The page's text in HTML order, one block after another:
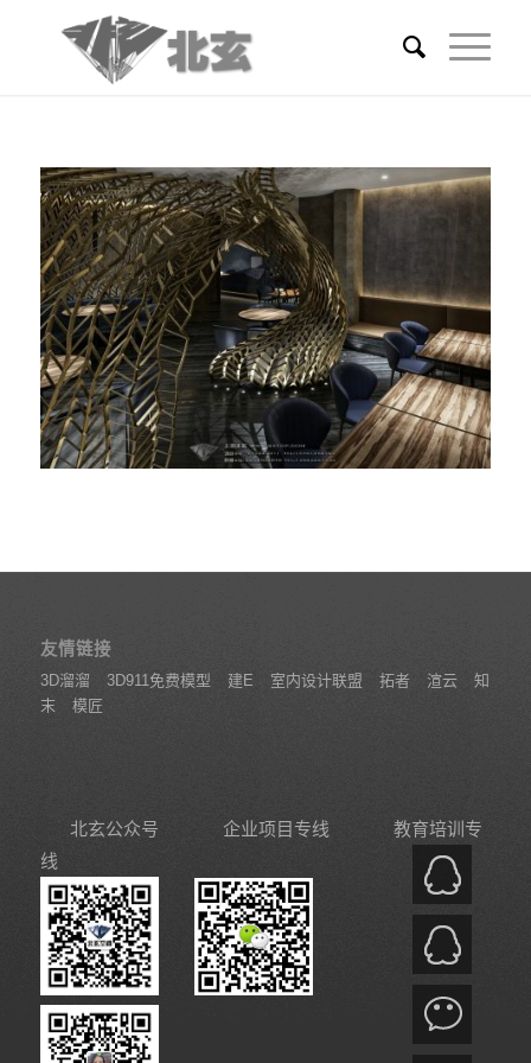
友情链接
3D溜溜 3D911免费模型 建E 室内设计联盟 拓者 渲云
知
末
模匠
北玄公众号 企业项目专线
教育培训专
线